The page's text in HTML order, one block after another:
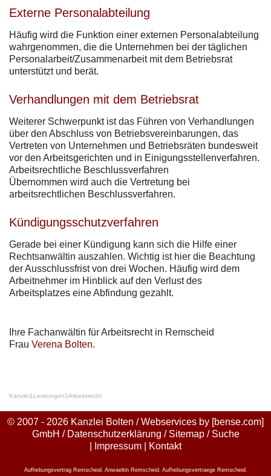
Externe Personalabteilung
Häufig wird die Funktion einer externen Personalabteilung
wahrgenommen, die die Unternehmen bei der täglichen
Personalarbeit/Zusammenarbeit mit dem Betriebsrat
unterstützt und berät.
Verhandlungen mit dem Betriebsrat
Weiterer Schwerpunkt ist das Führen von Verhandlungen
über den Abschluss von Betriebsvereinbarungen, das
Vertreten von Unternehmen und Betriebsräten bundesweit
vor den Arbeitsgerichten und in Einigungsstellenverfahren.
Arbeitsrechtliche Beschlussverfahren
Übernommen wird auch die Vertretung bei
arbeitsrechtlichen Beschlussverfahren.
Kündigungsschutzverfahren
Gerade bei einer Kündigung kann sich die Hilfe einer
Rechtsanwältin auszahlen. Wichtig ist hier die Beachtung
der Ausschlussfrist von drei Wochen. Häufig wird dem
Arbeitnehmer im Hinblick auf den Verlust des
Arbeitsplatzes eine Abfindung gezahlt.
Ihre Fachanwältin für Arbeitsrecht in Remscheid
Frau Verena Bolten.
Kanzlei1 Leistungen1Arbeitsrecht
© 2007 - 2026 Kanzlei Bolten / Webservices by [bense.com]
GmbH / Datenschutzerklärung / Sitemap/ Suche
Impressum Kontakt
Aufhebungsvertrag Remscheid Anwaeltin Remscheid Aufhebungsvertraege Remscheid